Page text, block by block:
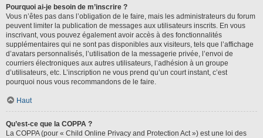
Pourquoi ai-je besoin de m’inscrire ?
Vous n’êtes pas dans l’obligation de le faire, mais les administrateurs du forum
peuvent limiter la publication de messages aux utilisateurs inscrits. En vous
inscrivant, vous pouvez également avoir accès à des fonctionnalités
supplémentaires qui ne sont pas disponibles aux visiteurs, tels que l’affichage
d’avatars personnalisés, l’utilisation de la messagerie privée, l’envoi de
courriers électroniques aux autres utilisateurs, l’adhésion à un groupe
d’utilisateurs, etc. L’inscription ne vous prend qu’un court instant, c’est
pourquoi nous vous recommandons de le faire.
Haut
Qu’est-ce que la COPPA ?
La COPPA (pour « Child Online Privacy and Protection Act ») est une loi des